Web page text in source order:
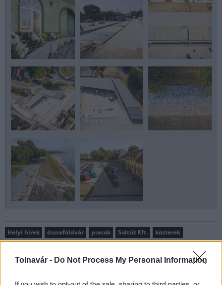
Tolnavár - Do Not Process My Personal Information
Helyi hírek dunaföldvár piacok Soltút Kft. közterek